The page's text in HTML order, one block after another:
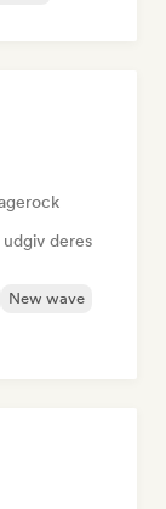
deres
New wave